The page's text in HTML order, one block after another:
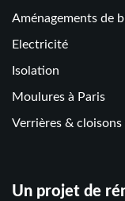
Aménagements de
Electricité
Isolation
Moulures à Paris
Verrières & cloisons
Un projet de